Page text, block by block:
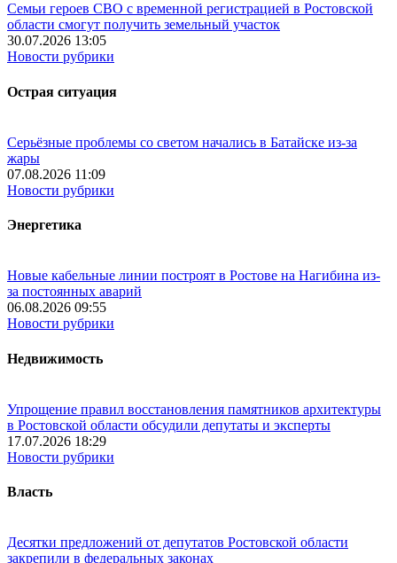
Семьи героев СВО с временной регистрацией в Ростовской
области смогут получить земельный участок
30.07.2026 13:05
Новости рубрики
Острая ситуация
Серьёзные проблемы со светом начались в Батайске из-за
жары
07.08.2026 11:09
Новости рубрики
Энергетика
Новые кабельные линии построят в Ростове на Нагибина из-
за постоянных аварий
06.08.2026 09:55
Новости рубрики
Недвижимость
Упрощение правил восстановления памятников архитектуры
в Ростовской области обсудили депутаты и эксперты
17.07.2026 18:29
Новости рубрики
Власть
Десятки предложений от депутатов Ростовской области
закрепили в федеральных законах